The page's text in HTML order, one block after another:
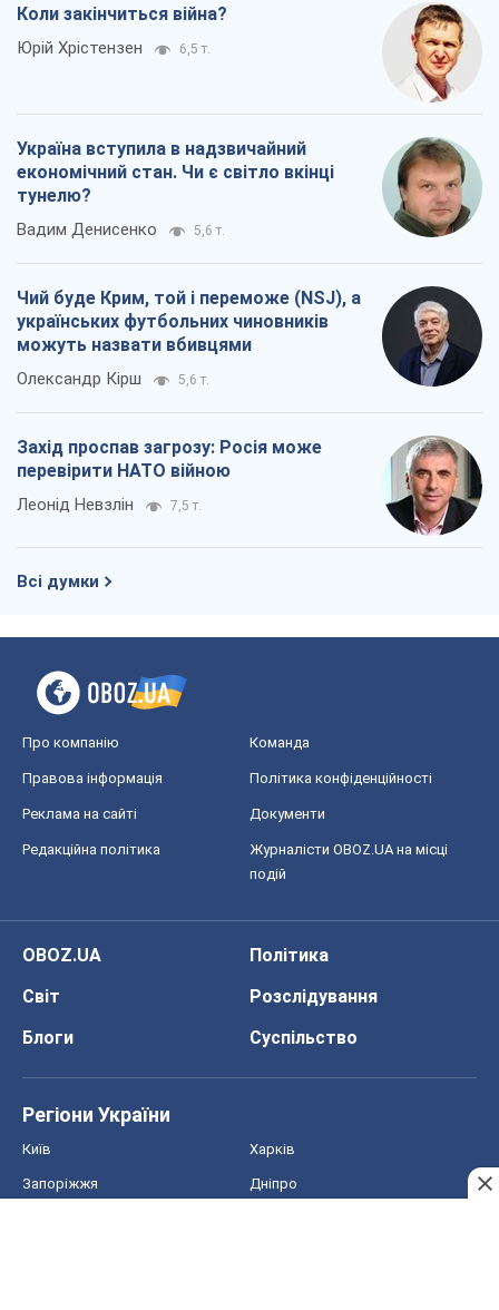
Коли закінчиться війна?
Юрій Хрістензен 6,5 т.
Україна вступила в надзвичайний
економічний стан. Чи є світло вкінці
тунелю?
Вадим Денисенко 5,6 т.
Чий буде Крим, той і переможе (NSJ), а
українських футбольних чиновників
можуть назвати вбивцями
Олександр Кірш 5,6 т.
Захід проспав загрозу: Росія може
перевірити НАТО війною
Леонід Невзлін 7,5 т.
Всі думки
Про компанію Команда
Правова інформація Політика конфіденційності
Реклама на сайті Документи
Редакційна політика
Журналісти OBOZ.UA на місці
подій
OBOZ.UA
Політика
Світ
Розслідування
Блоги
Суспільство
Регіони України
Київ Харків
Запоріжжя Дніпро